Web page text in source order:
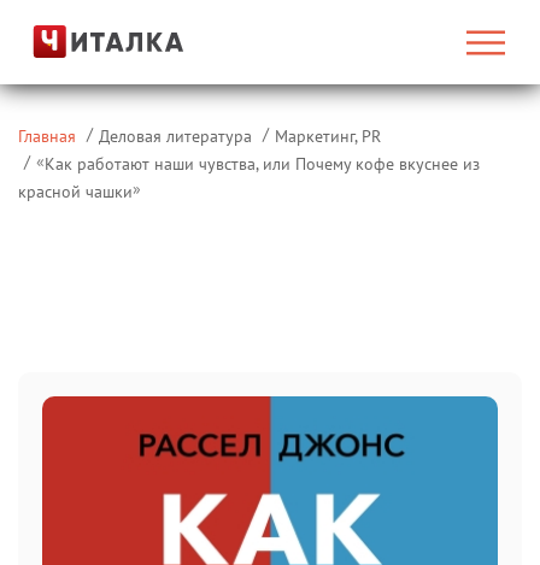
Главная Деловая литература
Маркетинг, PR
«Как работают наши чувства, или Почему кофе вкуснее из
красной чашки»